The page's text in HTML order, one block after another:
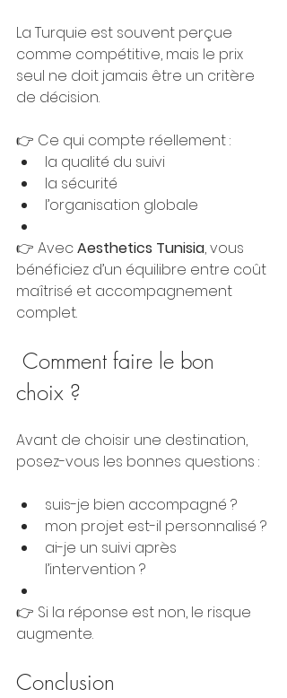
La Turquie est souvent perçue
comme compétitive, mais le prix
seul ne doit jamais être un critère
de décision.
👉 Ce qui compte réellement :
la qualité du suivi
la sécurité
l’organisation globale
👉 Avec Aesthetics Tunisia, vous
bénéficiez d’un équilibre entre coût
maîtrisé et accompagnement
complet.
choix ?
Avant de choisir une destination,
posez-vous les bonnes questions :
suis-je bien accompagné ?
mon projet est-il personnalisé ?
ai-je un suivi après
l’intervention ?
👉 Si la réponse est non, le risque
augmente.
Conclusion